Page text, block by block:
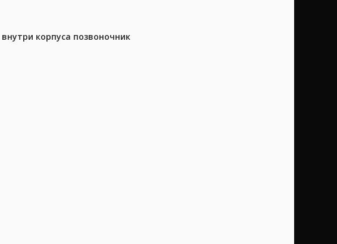
корпуса позвоночник